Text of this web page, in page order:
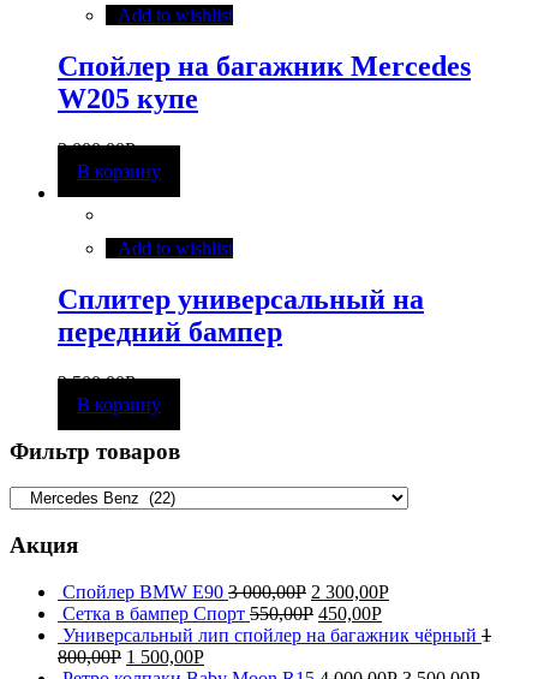
Add to wishlist
Спойлер на багажник Mercedes
W205 купе
3 000,00Р
В корзину
Add to wishlist
Сплитер универсальный на
передний бампер
2 500,00Р
В корзину
Фильтр товаров
Акция
Спойлер BMW E90 3 000,00Р 2 300,00Р
Сетка в бампер Спорт 550,00Р 450,00Р
Универсальный лип спойлер на багажник чёрный 1
800,00Р 1 500,00Р